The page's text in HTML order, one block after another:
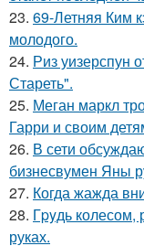
23. 69-Летняя Ким
молодого.
24. Риз уизерспун
Стареть".
25. Меган маркл
Гарри и своим
26. В сети
бизнесвумен Яны
27. Когда жажда
28. Гpyдь колесом,
руках.